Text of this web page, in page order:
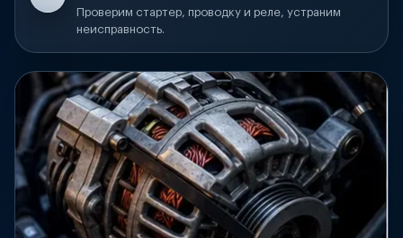
Проверим стартер, проводку и реле, устраним
неисправность.